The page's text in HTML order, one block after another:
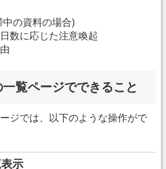
の資料の場合)
数に応じた注意喚起
覧ページでできること
ジでは、以下のような操作がで
示